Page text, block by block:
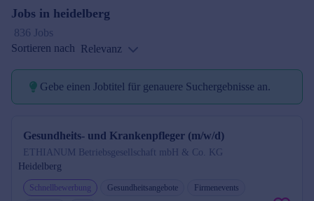
Jobs in heidelberg
836 Jobs
Sortieren nach Relevanz
Gebe einen Jobtitel für genauere Suchergebnisse an.
Gesundheits- und Krankenpfleger (m/w/d)
ETHIANUM Betriebsgesellschaft mbH & Co. KG
Heidelberg
Schnellbewerbung Gesundheitsangebote
Firmenevents